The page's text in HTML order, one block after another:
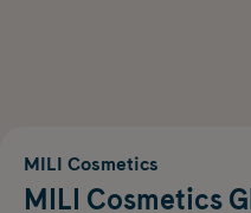
MILI Cosmetics
MILI Cosmetics